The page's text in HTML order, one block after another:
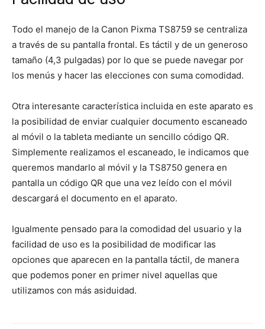
Todo el manejo de la Canon Pixma TS8759 se centraliza
a través de su pantalla frontal. Es táctil y de un generoso
tamaño (4,3 pulgadas) por lo que se puede navegar por
los menús y hacer las elecciones con suma comodidad.
Otra interesante característica incluida en este aparato es
la posibilidad de enviar cualquier documento escaneado
al móvil o la tableta mediante un sencillo código QR.
Simplemente realizamos el escaneado, le indicamos que
queremos mandarlo al móvil y la TS8750 genera en
pantalla un código QR que una vez leído con el móvil
descargará el documento en el aparato.
Igualmente pensado para la comodidad del usuario y la
facilidad de uso es la posibilidad de modificar las
opciones que aparecen en la pantalla táctil, de manera
que podemos poner en primer nivel aquellas que
utilizamos con más asiduidad.